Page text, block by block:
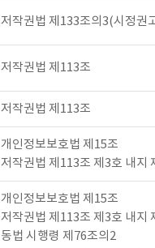
저작권법 제133조의3(시정권
저작권법 제113조
저작권법 제113조
개인정보보호법 제15조
저작권법 제113조 제3호 내지
개인정보보호법 제15조
저작권법 제113조 제3호 내지
동법 시행령 제76조의2